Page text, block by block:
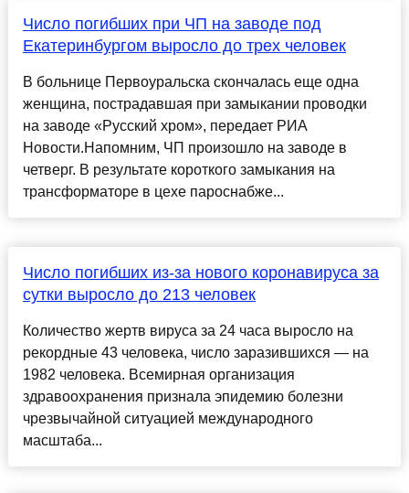
Число погибших при ЧП на заводе под
Екатеринбургом выросло до трех человек
В больнице Первоуральска скончалась еще одна
женщина, пострадавшая при замыкании проводки
на заводе «Русский хром», передает РИА
Новости.Напомним, ЧП произошло на заводе в
четверг. В результате короткого замыкания на
трансформаторе в цехе пароснабже...
Число погибших из-за нового коронавируса за
сутки выросло до 213 человек
Количество жертв вируса за 24 часа выросло на
рекордные 43 человека, число заразившихся — на
1982 человека. Всемирная организация
здравоохранения признала эпидемию болезни
чрезвычайной ситуацией международного
масштаба...